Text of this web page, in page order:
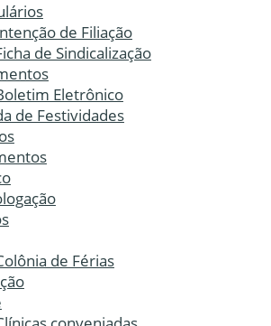
de Filiação
de Sindicalização
Eletrônico
de Festividades
de Férias